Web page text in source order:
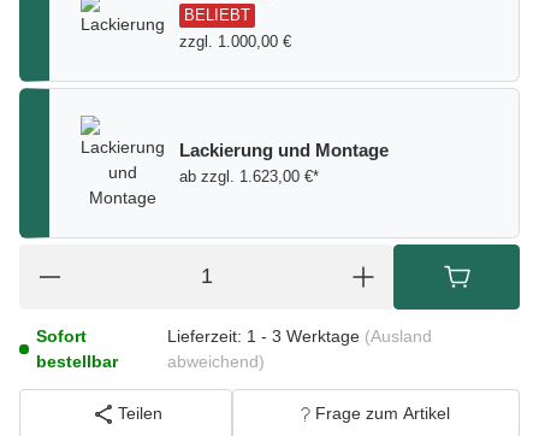
BELIEBT
zzgl. 1.000,00 €
Lackierung und Montage
ab zzgl. 1.623,00 €*
Sofort
bestellbar
Lieferzeit: 1 - 3 Werktage (Ausland
abweichend)
Teilen Frage zum Artikel